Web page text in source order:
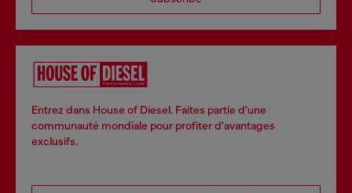
Entrez dans House of Diesel. Faites partie d'une
communauté mondiale pour profiter d'avantages
exclusifs.